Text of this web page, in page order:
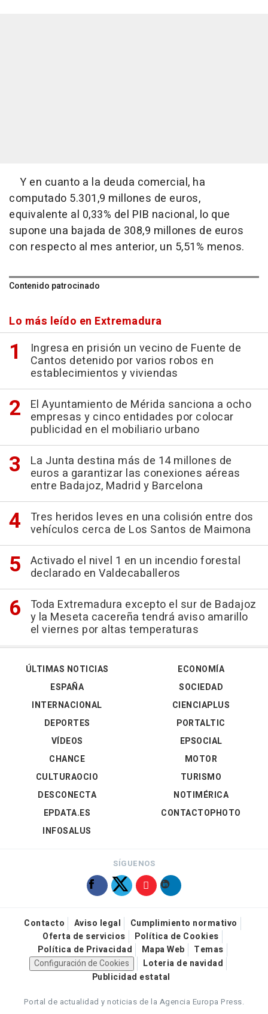
Y en cuanto a la deuda comercial, ha
computado 5.301,9 millones de euros,
equivalente al 0,33% del PIB nacional, lo que
supone una bajada de 308,9 millones de euros
con respecto al mes anterior, un 5,51% menos.
Contenido patrocinado
Lo más leído en Extremadura
Ingresa en prisión un vecino de Fuente de
Cantos detenido por varios robos en
establecimientos y viviendas
El Ayuntamiento de Mérida sanciona a ocho
empresas y cinco entidades por colocar
publicidad en el mobiliario urbano
La Junta destina más de 14 millones de
euros a garantizar las conexiones aéreas
entre Badajoz, Madrid y Barcelona
Tres heridos leves en una colisión entre dos
vehículos cerca de Los Santos de Maimona
Activado el nivel 1 en un incendio forestal
declarado en Valdecaballeros
Toda Extremadura excepto el sur de Badajoz
y la Meseta cacereña tendrá aviso amarillo
el viernes por altas temperaturas
ÚLTIMAS NOTICIAS
ESPAÑA
INTERNACIONAL
DEPORTES
VÍDEOS
ECONOMÍA
SOCIEDAD
CIENCIAPLUS
PORTALTIC
EPSOCIAL
CHANCE
CULTURAOCIO
DESCONECTA
EPDATA.ES
INFOSALUS
MOTOR
TURISMO
NOTIMÉRICA
CONTACTOPHOTO
SÍGUENOS
Contacto Aviso legal
Cumplimiento normativo
Oferta de servicios
Política de Cookies
Política de Privacidad
Mapa Web
Temas
Configuración de Cookies
Loteria de navidad
Publicidad estatal
Portal de actualidad y noticias de la Agencia Europa Press.